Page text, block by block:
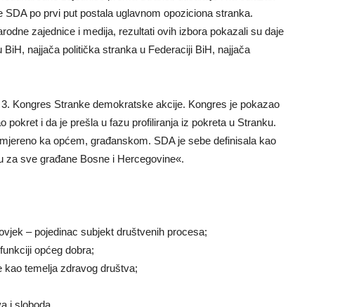
po prvi put postala uglavnom opoziciona stranka.
zajednice i medija, rezultati ovih izbora pokazali su daje
najjača politička stranka u Federaciji BiH, najjača
Kongres Stranke demokratske akcije. Kongres je pokazao
pokret i da je prešla u fazu profiliranja iz pokreta u Stranku.
ka općem, građanskom. SDA je sebe definisala kao
za sve građane Bosne i Hercegovine«.
– pojedinac subjekt društvenih procesa;
općeg dobra;
kao temelja zdravog društva;
i sloboda.